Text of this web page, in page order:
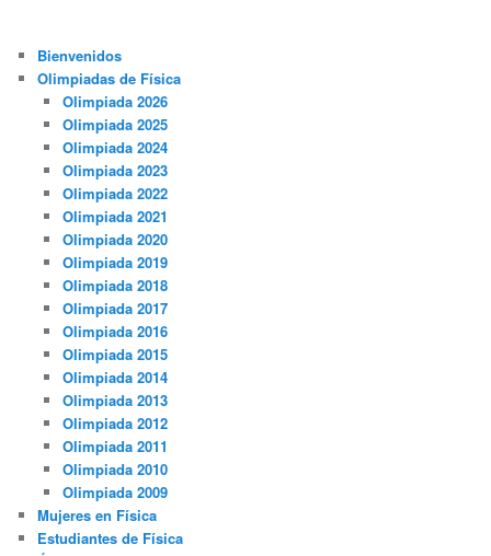
Bienvenidos
Olimpiadas de Física
Olimpiada 2026
Olimpiada 2025
Olimpiada 2024
Olimpiada 2023
Olimpiada 2022
Olimpiada 2021
Olimpiada 2020
Olimpiada 2019
Olimpiada 2018
Olimpiada 2017
Olimpiada 2016
Olimpiada 2015
Olimpiada 2014
Olimpiada 2013
Olimpiada 2012
Olimpiada 2011
Olimpiada 2010
Olimpiada 2009
Mujeres en Física
Estudiantes de Física